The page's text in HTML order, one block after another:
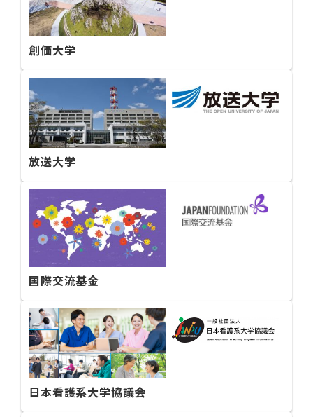
創価大学
放送大学
国際交流基金
日本看護系大学協議会